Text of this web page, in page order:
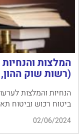
המלצות
(רשות שוק ההון,
הנחיות והמלצות
ביטוח רכוש וביטוח
02/06/2024